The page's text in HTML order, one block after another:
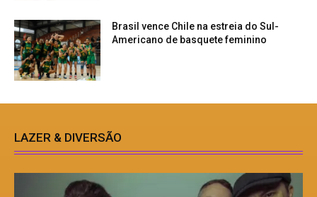
Brasil vence Chile na estreia do Sul-
Americano de basquete feminino
LAZER & DIVERSÃO